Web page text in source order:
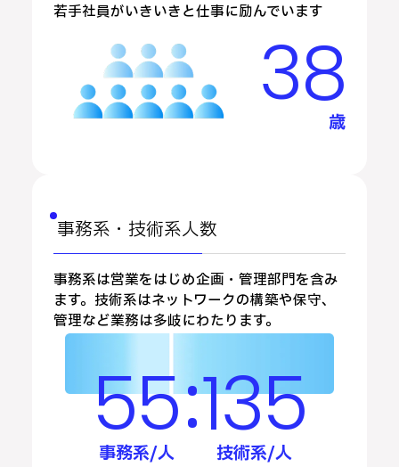
若手社員がいきいきと仕事に励んでいます
38
歳
事務系・技術系人数
事務系は営業をはじめ企画・管理部門を含み
ます。技術系はネットワークの構築や保守、
管理など業務は多岐にわたります。
55
事務系/人 :135
技術系/人